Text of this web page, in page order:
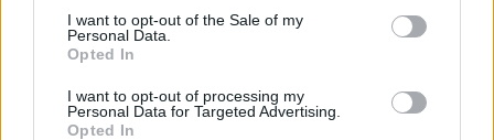
consent section.
I want to opt-out of the Sale of my
Personal Data.
Opted In
I want to opt-out of processing my
Personal Data for Targeted Advertising.
Opted In
ΔΙΑΒΑΖΟΝΤΑΙ ΤΩΡΑ